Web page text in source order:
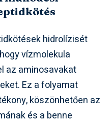
hidrolízisét
vízmolekula
az aminosavakat
Ez a folyamat
köszönhetően az
és a benne